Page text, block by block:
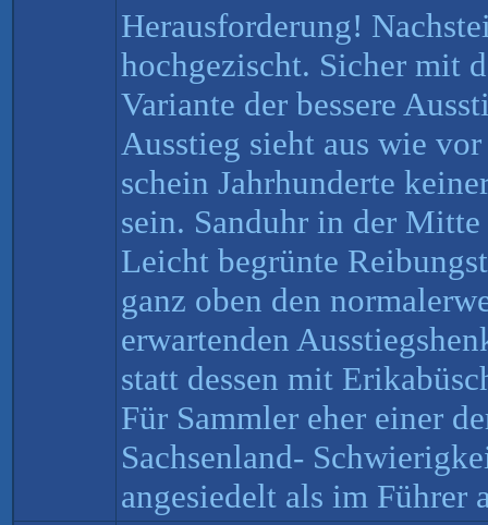
Herausforderung!
hochgezischt. Sicher mit
Variante der bessere
Ausstieg sieht aus wie
schein Jahrhunderte
sein. Sanduhr in der
Leicht begrünte
ganz oben den
erwartenden
statt dessen mit
Für Sammler eher einer
Sachsenland-
angesiedelt als im Führer